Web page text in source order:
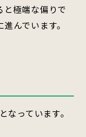
と極端な偏りで
んでいます。
っています。